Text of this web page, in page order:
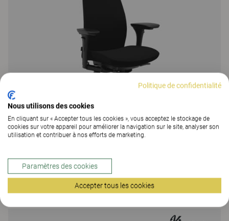
5000
3 Versions
Politique de confidentialité
Nous utilisons des cookies
En cliquant sur « Accepter tous les cookies », vous acceptez le stockage de
cookies sur votre appareil pour améliorer la navigation sur le site, analyser son
utilisation et contribuer à nos efforts de marketing.
Paramètres des cookies
Accepter tous les cookies